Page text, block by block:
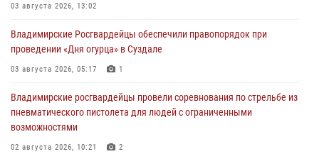
03 августа 2026, 13:02
Владимирские Росгвардейцы обеспечили правопорядок при
проведении «Дня огурца» в Суздале
03 августа 2026, 05:17 1
Владимирские росгвардейцы провели соревнования по стрельбе из
пневматического пистолета для людей с ограниченными
возможностями
02 августа 2026, 10:21 2